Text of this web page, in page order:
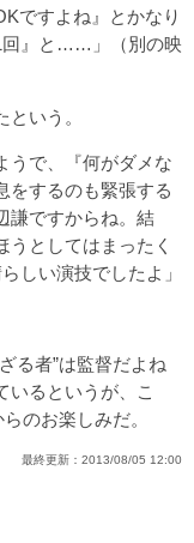
ですよね』とかなり
回』と……」（別の映
いう。
うで、『何がダメな
をするのも緊張する
謙ですからね。結
うとしてはまったく
しい演技でしたよ」
る者”は監督だよね
いるというが、こ
のお楽しみだ。
最終更新： 2013/08/05 12:00